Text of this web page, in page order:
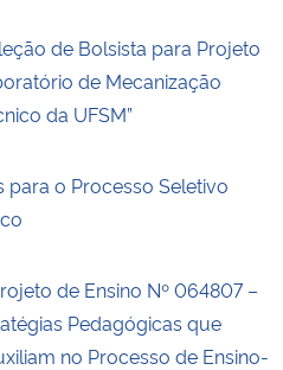
de Bolsista para Projeto
de Mecanização
da UFSM”
para o Processo Seletivo
de Ensino Nº 064807 –
Pedagógicas que
no Processo de Ensino-